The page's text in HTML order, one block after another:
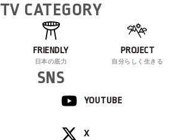
TV CATEGORY
FRIENDLY
日本の底力
PROJECT
自分らしく生きる
SNS
YOUTUBE
X